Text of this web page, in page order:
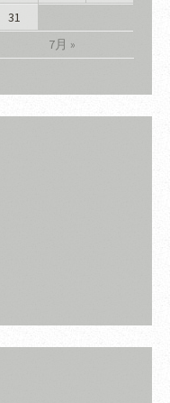
7月 »
31